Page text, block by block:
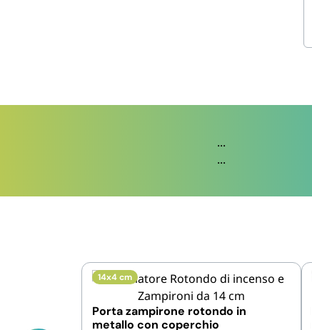
...
...
14x4 cm
Porta zampirone rotondo in
metallo con coperchio